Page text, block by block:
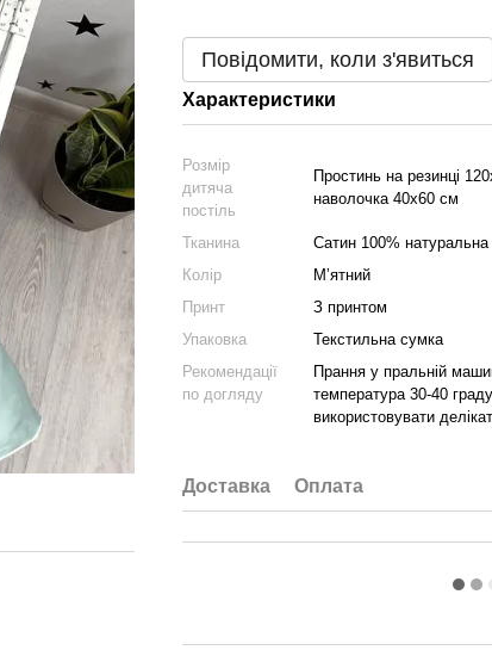
Повідомити, коли з'явиться
Характеристики
Розмір
дитяча
постіль
Простинь на резинці
наволочка 40х60 см
Тканина
Сатин 100%
Колір
Мʼятний
Принт
З принтом
Упаковка
Текстильна сумка
Рекомендації
по догляду
Прання у пральній
температура 30-40
використовувати
Доставка Оплата